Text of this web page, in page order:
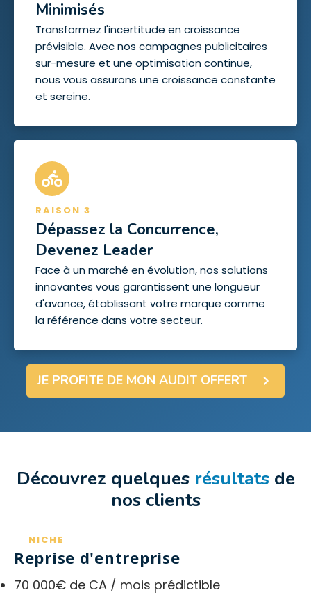
Minimisés
Transformez l'incertitude en croissance
prévisible. Avec nos campagnes publicitaires
sur-mesure et une optimisation continue,
nous vous assurons une croissance constante
et sereine.
RAISON 3
Dépassez la Concurrence,
Devenez Leader
Face à un marché en évolution, nos solutions
innovantes vous garantissent une longueur
d'avance, établissant votre marque comme
la référence dans votre secteur.
JE PROFITE DE MON AUDIT OFFERT
Découvrez quelques résultats de
nos clients
NICHE
Reprise d'entreprise
70 000€ de CA / mois prédictible